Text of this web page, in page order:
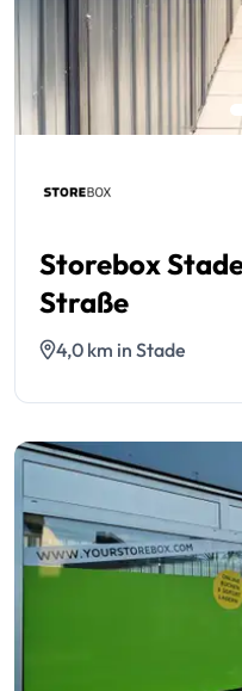
Storebox
Straße
4,0 km in Stade